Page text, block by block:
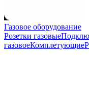
Газовое оборудование
Розетки газовые
газовоеКомплетующие